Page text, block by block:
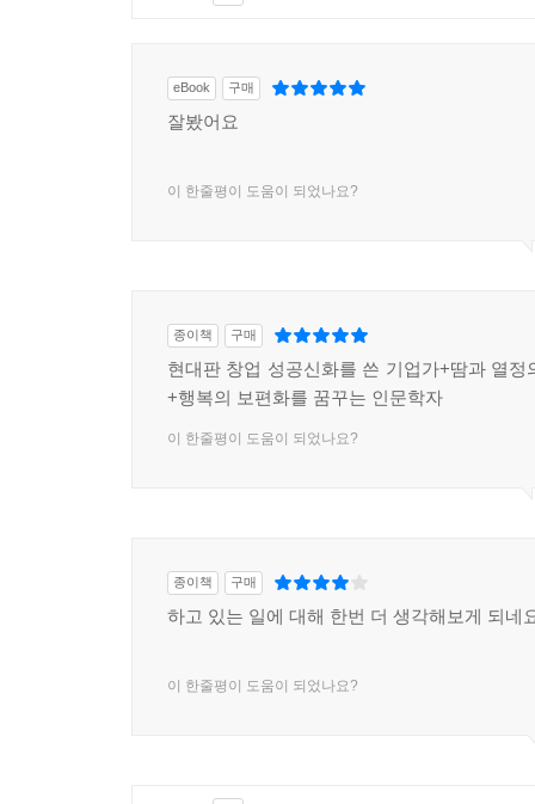
eBook 구매
잘봤어요
이 한줄평이 도움이 되었나요?
종이책 구매
현대판 창업 성공신화를 쓴 기업가+땀과 열정
+행복의 보편화를 꿈꾸는 인문학자
이 한줄평이 도움이 되었나요?
종이책 구매
하고 있는 일에 대해 한번 더 생각해보게 되네
이 한줄평이 도움이 되었나요?